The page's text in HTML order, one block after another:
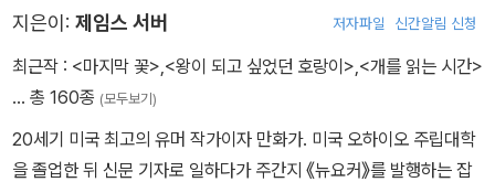
지은이: 제임스 서버 저자파일 신간알림 신청
최근작 : <마지막 꽃> <왕이 되고 싶었던 호랑이> <개를 읽는 시간>
… 총 160종 (모두보기)
20세기 미국 최고의 유머 작가이자 만화가. 미국 오하이오 주립대학
을 졸업한 뒤 신문 기자로 일하다가 주간지 《뉴요커》를 발행하는 잡